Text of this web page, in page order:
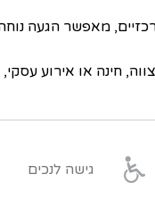
מאפשר הגעה
חינה או אירוע
גישה לנכים